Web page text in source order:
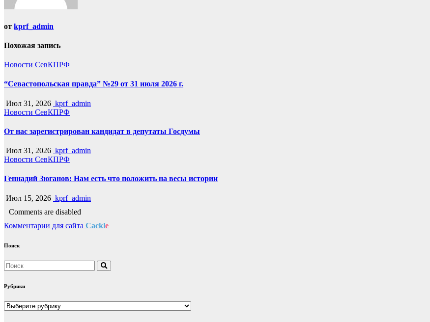
от kprf_admin
Похожая запись
Новости СевКПРФ
“Севастопольская правда” №29 от 31 июля 2026 г.
Июл 31, 2026 kprf_admin
Новости СевКПРФ
От нас зарегистрирован кандидат в депутаты Госдумы
Июл 31, 2026 kprf_admin
Новости СевКПРФ
Геннадий Зюганов: Нам есть что положить на весы истории
Июл 15, 2026 kprf_admin
Comments are disabled
Комментарии для сайта Cackle
Поиск
Рубрики
Рубрики